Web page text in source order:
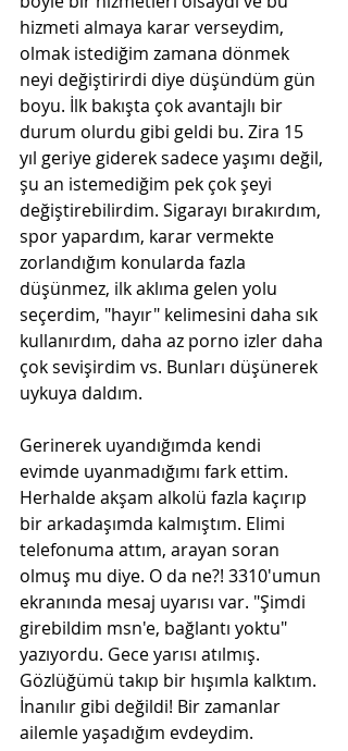
hizmeti almaya karar verseydim,
olmak istediğim zamana dönmek
neyi değiştirirdi diye düşündüm gün
boyu. İlk bakışta çok avantajlı bir
durum olurdu gibi geldi bu. Zira 15
yıl geriye giderek sadece yaşımı değil,
şu an istemediğim pek çok şeyi
değiştirebilirdim. Sigarayı bırakırdım,
spor yapardım, karar vermekte
zorlandığım konularda fazla
düşünmez, ilk aklıma gelen yolu
seçerdim, "hayır" kelimesini daha sık
kullanırdım, daha az porno izler daha
çok sevişirdim vs. Bunları düşünerek
uykuya daldım.
Gerinerek uyandığımda kendi
evimde uyanmadığımı fark ettim.
Herhalde akşam alkolü fazla kaçırıp
bir arkadaşımda kalmıştım. Elimi
telefonuma attım, arayan soran
olmuş mu diye. O da ne?! 3310'umun
ekranında mesaj uyarısı var. "Şimdi
girebildim msn'e, bağlantı yoktu"
yazıyordu. Gece yarısı atılmış.
Gözlüğümü takıp bir hışımla kalktım.
İnanılır gibi değildi! Bir zamanlar
ailemle yaşadığım evdeydim.